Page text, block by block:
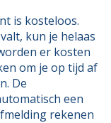
is kosteloos.
kun je helaas
er kosten
om je op tijd af
De
een
rekenen